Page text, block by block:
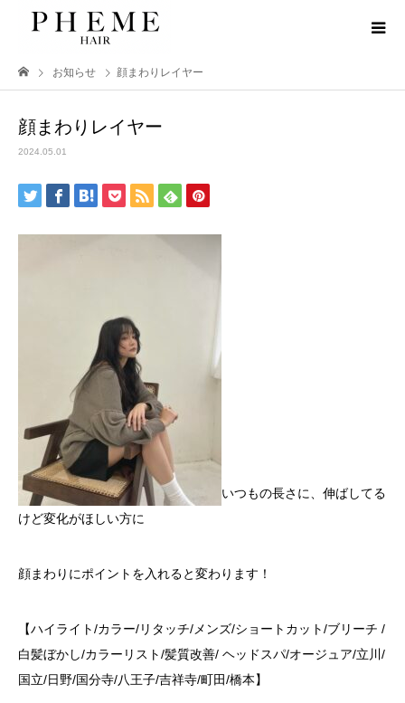
お知らせ 顔まわりレイヤー
顔まわりレイヤー
2024.05.01
いつもの長さに、伸ばしてる
けど変化がほしい方に
顔まわりにポイントを入れると変わります！
【ハイライト/カラー/リタッチ/メンズ/ショートカット/ブリーチ /
白髪ぼかし/カラーリスト/髪質改善/ ヘッドスパ/オージュア/立川/
国立/日野/国分寺/八王子/吉祥寺/町田/橋本】